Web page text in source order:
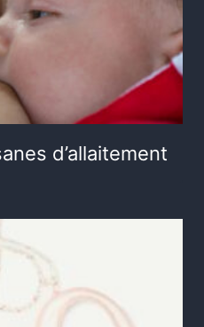
d’allaitement